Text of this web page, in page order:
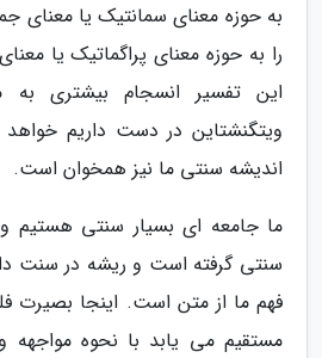
به حوزه معنای سمانتیک یا معنای
را به حوزه معنای پراگماتیک یا
این تفسیر انسجام بیشتری به
ویتگنشتاین در دست داریم
اندیشه سنتی ما نیز همخوان است.
ما جامعه ای بسیار سنتی هستیم
سنتی گرفته است و ریشه در سنت
فهم ما از متن است. اینجا بصیرت
مستقیم می یابد با نحوه مواجهه